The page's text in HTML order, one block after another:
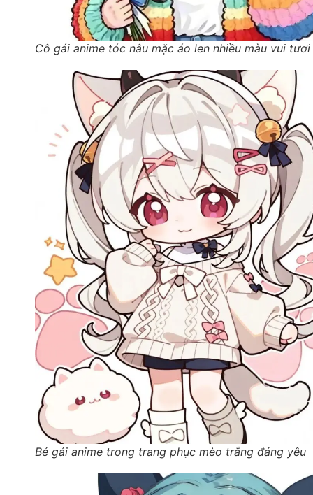
Cô gái anime tóc nâu mặc áo len nhiều màu vui tươi
Bé gái anime trong trang phục mèo trắng đáng yêu